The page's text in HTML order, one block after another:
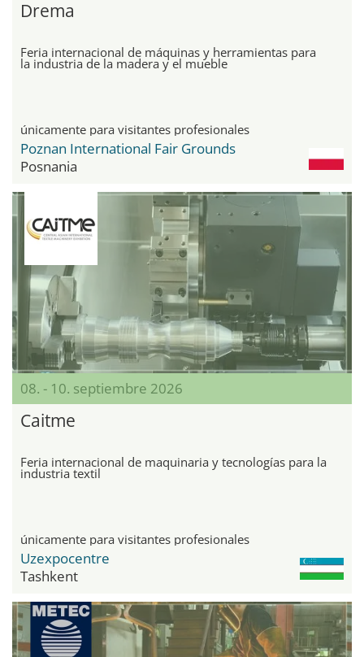
Drema
Feria internacional de máquinas y herramientas para
la industria de la madera y el mueble
únicamente para visitantes profesionales
Poznan International Fair Grounds
Posnania
08. - 10. septiembre 2026
Caitme
Feria internacional de maquinaria y tecnologías para la
industria textil
únicamente para visitantes profesionales
Uzexpocentre
Tashkent